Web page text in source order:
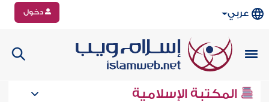
عربي دخول
المكتبة الإسلامية